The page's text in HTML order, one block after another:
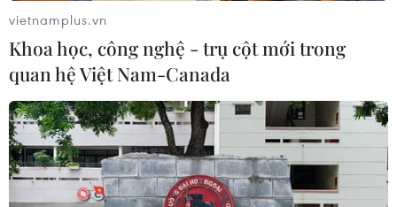
vietnamplus.vn
Khoa học, công nghệ - trụ cột mới trong
quan hệ Việt Nam-Canada